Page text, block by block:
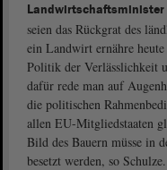
Landwirtschaftsminister
seien das Rückgrat des
ein Landwirt ernähre
Politik der Verlässlichkeit
dafür rede man auf
die politischen
allen EU-Mitgliedstaaten
Bild des Bauern müsse in
besetzt werden, so Schulze.